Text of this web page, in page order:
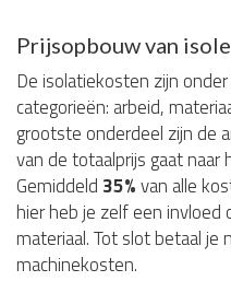
Prijsopbouw van
De isolatiekosten zijn
categorieën: arbeid,
grootste onderdeel zijn de
van de totaalprijs gaat naar
Gemiddeld 35%van alle
hier heb je zelf een
materiaal. Tot slot betaal je
machinekosten.